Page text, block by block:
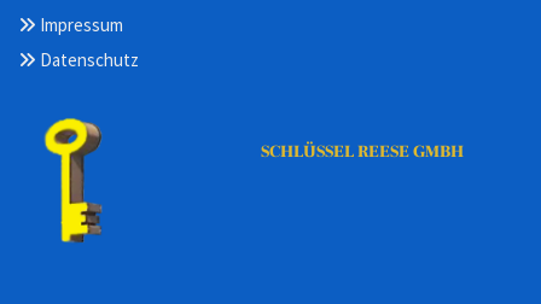
 Impressum
 Datenschutz
SCHLÜSSEL REESE GMBH